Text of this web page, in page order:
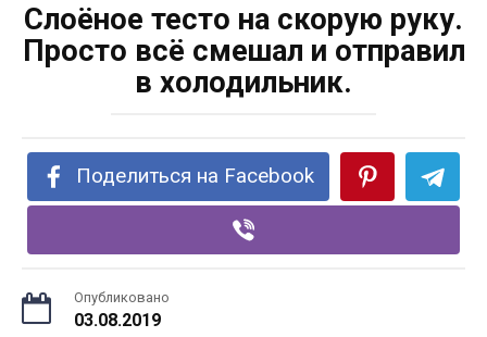
Слоёное тесто на скорую руку.
Просто всё смешал и отправил
в холодильник.
Поделиться на Facebook
Опубликовано
03.08.2019